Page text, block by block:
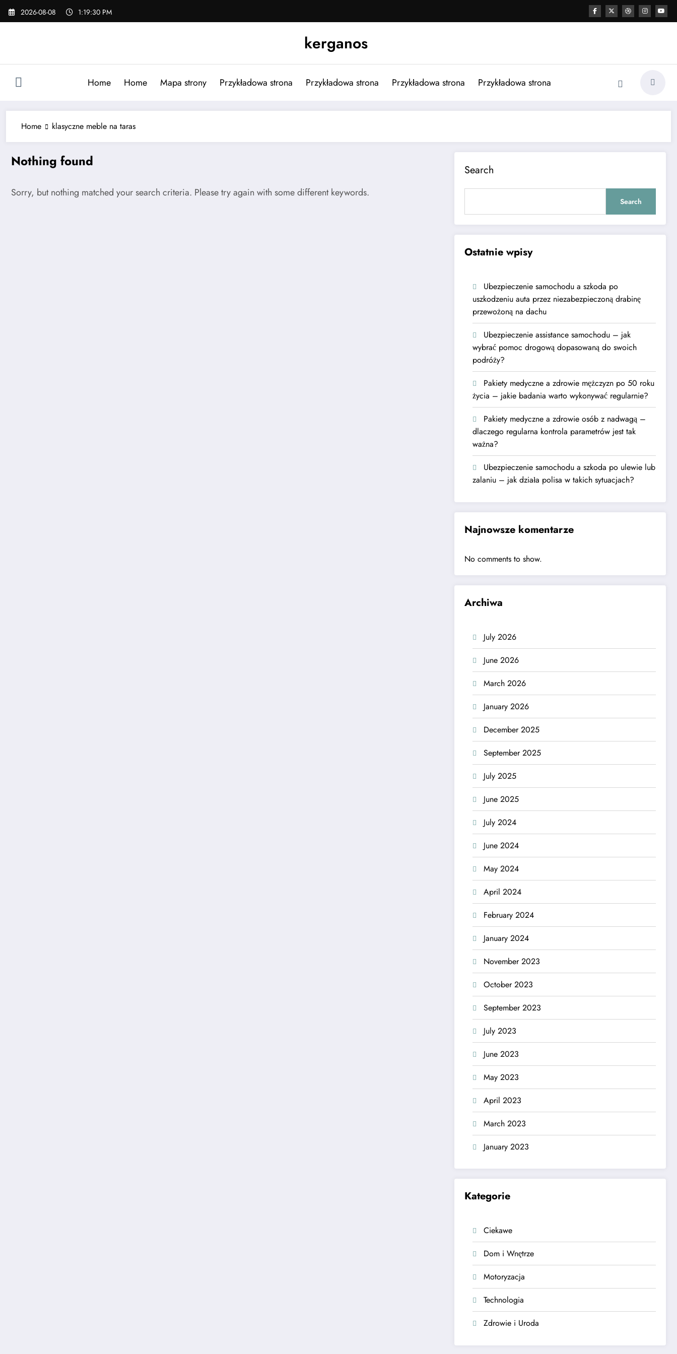
Skip
2026-08-08 1:19:31 PM
kerganos
Home Home Mapa strony Przykładowa strona Przykładowa strona Przykładowa strona Przykładowa strona
Home klasyczne meble na taras
Nothing found
Sorry, but nothing matched your search criteria. Please try again with some different keywords.
Search
Search
Ostatnie wpisy
Ubezpieczenie samochodu a szkoda po
uszkodzeniu auta przez niezabezpieczoną drabinę
przewożoną na dachu
Ubezpieczenie assistance samochodu – jak
wybrać pomoc drogową dopasowaną do swoich
podróży?
Pakiety medyczne a zdrowie mężczyzn po 50 roku
życia – jakie badania warto wykonywać regularnie?
Pakiety medyczne a zdrowie osób z nadwagą –
dlaczego regularna kontrola parametrów jest tak
ważna?
Ubezpieczenie samochodu a szkoda po ulewie lub
zalaniu – jak działa polisa w takich sytuacjach?
Najnowsze komentarze
No comments to show.
Archiwa
July 2026
June 2026
March 2026
January 2026
December 2025
September 2025
July 2025
June 2025
July 2024
June 2024
May 2024
April 2024
February 2024
January 2024
November 2023
October 2023
September 2023
July 2023
June 2023
May 2023
April 2023
March 2023
January 2023
Kategorie
Ciekawe
Dom i Wnętrze
Motoryzacja
Technologia
Zdrowie i Uroda